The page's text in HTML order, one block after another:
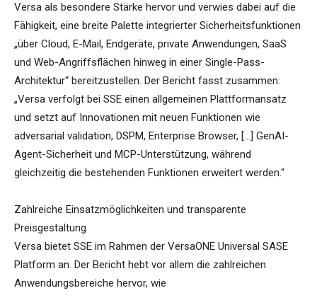
Versa als besondere Stärke hervor und verwies dabei auf die
Fähigkeit, eine breite Palette integrierter Sicherheitsfunktionen
„über Cloud, E-Mail, Endgeräte, private Anwendungen, SaaS
und Web-Angriffsflächen hinweg in einer Single-Pass-
Architektur“ bereitzustellen. Der Bericht fasst zusammen:
„Versa verfolgt bei SSE einen allgemeinen Plattformansatz
und setzt auf Innovationen mit neuen Funktionen wie
adversarial validation, DSPM, Enterprise Browser, […] GenAI-
Agent-Sicherheit und MCP-Unterstützung, während
gleichzeitig die bestehenden Funktionen erweitert werden.“
Zahlreiche Einsatzmöglichkeiten und transparente
Preisgestaltung
Versa bietet SSE im Rahmen der VersaONE Universal SASE
Platform an. Der Bericht hebt vor allem die zahlreichen
Anwendungsbereiche hervor, wie